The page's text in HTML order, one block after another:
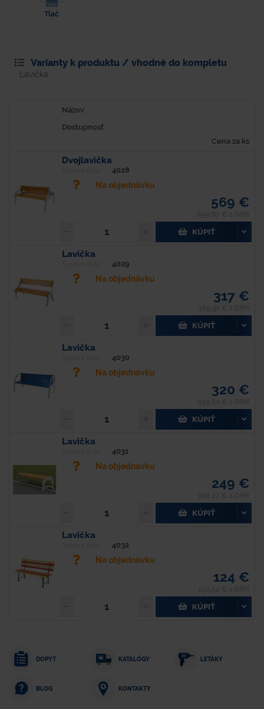
Tlač
Varianty k produktu / vhodné do kompletu
Lavička
Názov
Dostupnosť
Cena za ks
Dvojlavička
4028
Na objednávku
569 €
KÚPIŤ
Lavička
4029
Na objednávku
317 €
KÚPIŤ
Lavička
4030
Na objednávku
320 €
KÚPIŤ
Lavička
4031
Na objednávku
249 €
KÚPIŤ
Lavička
4032
Na objednávku
124 €
KÚPIŤ
DOPYT KATALÓGY LETÁKY
BLOG KONTAKTY